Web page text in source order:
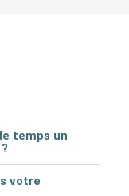
temps un
votre